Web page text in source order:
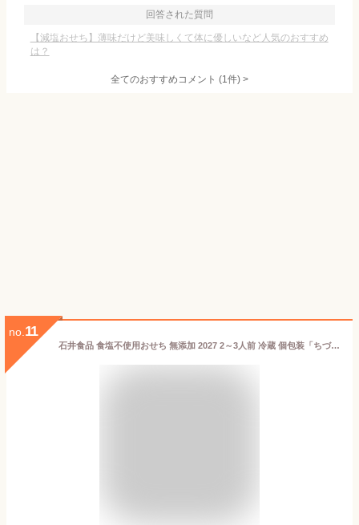
回答された質問
【減塩おせち】薄味だけど美味しくて体に優しいなど人気のおすすめ
は？
全てのおすすめコメント (1件) >
no. 11
石井食品 食塩不使用おせち 無添加 2027 2～3人前 冷蔵 個包装「ちづる（千鶴）」おせち料理 減塩 塩分控えめ （12月31日お届け）